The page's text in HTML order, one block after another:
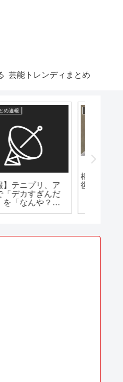
芸能トレンディまとめ
トレンディまとめ
わぁああああ！！本
ッサリイメチェン
うわ!かわい!!!!は!!!